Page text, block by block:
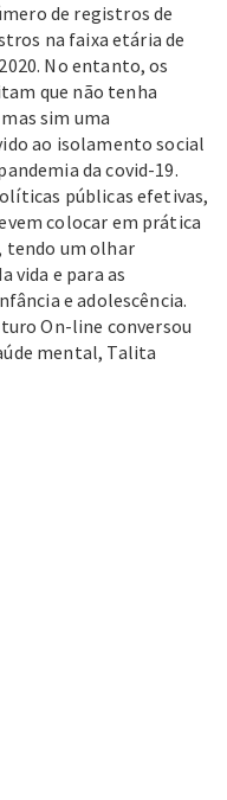
de registros de
na faixa etária de
No entanto, os
que não tenha
sim uma
ao isolamento social
da covid-19.
públicas efetivas,
colocar em prática
tendo um olhar
vida e para as
e adolescência.
On-line conversou
mental, Talita